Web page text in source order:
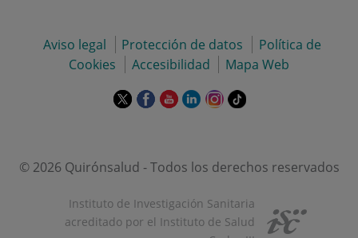
Aviso legal Protección de datos
Política de
Cookies
Accesibilidad Mapa Web
Este
en
ventana
nueva.
Este
en
ventana
nueva.
Este
en
ventana
Este
en
ventana
nueva.
Este
en
ventana
nueva.
Enlace
externa.
© 2026 Quirónsalud - Todos los derechos reservados
Instituto de Investigación Sanitaria
acreditado por el Instituto de Salud